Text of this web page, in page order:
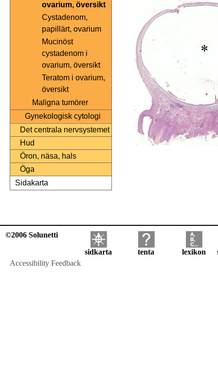
ovarium, översikt
Cystadenom,
papillärt, ovarium
Mucinöst
cystadenom i
ovarium, översikt
Teratom i ovarium,
översikt
Maligna tumörer
Gynekologisk cytologi
Det centrala nervsystemet
Hud
Öron, näsa, hals
Öga
Sidakarta
©2006 Solunetti
sidkarta tenta lexikon
Accessibility Feedback